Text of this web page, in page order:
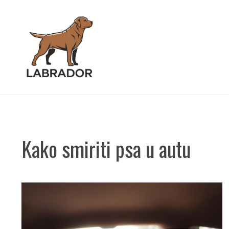
content
Kako smiriti psa u autu